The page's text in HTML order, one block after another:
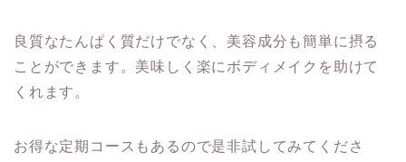
良質なたんぱく質だけでなく、美容成分も簡単に摂る
ことができます。美味しく楽にボディメイクを助けて
くれます。
お得な定期コースもあるので是非試してみてくださ